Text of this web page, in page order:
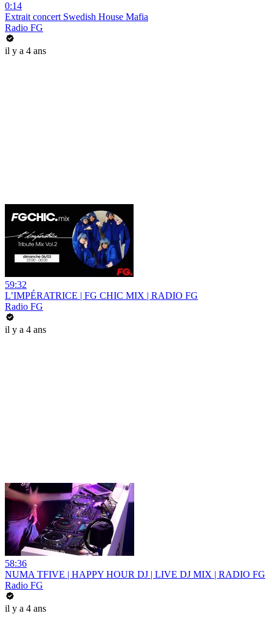
0:14
Extrait concert Swedish House Mafia
Radio FG
il y a 4 ans
59:32
L’IMPÉRATRICE | FG CHIC MIX | RADIO FG
Radio FG
il y a 4 ans
58:36
NUMA TFIVE | HAPPY HOUR DJ | LIVE DJ MIX | RADIO FG
Radio FG
il y a 4 ans